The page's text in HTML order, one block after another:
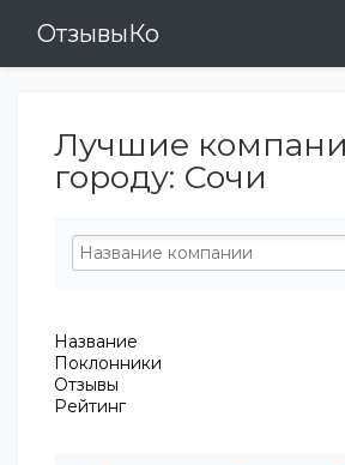
ОтзывыКо
Лучшие
городу: Сочи
Название
Поклонники
Отзывы
Рейтинг